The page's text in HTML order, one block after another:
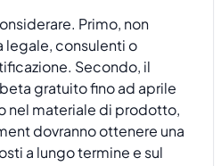
Primo, non
legale, consulenti o
Secondo, il
gratuito fino ad aprile
nel materiale di prodotto,
dovranno ottenere una
a lungo termine e sul